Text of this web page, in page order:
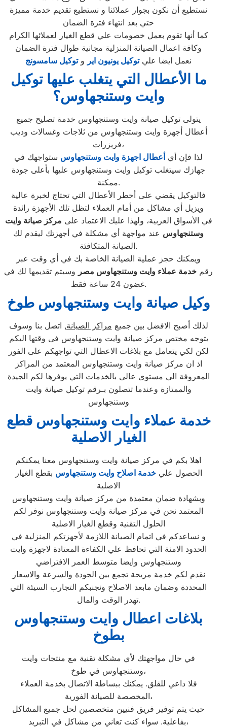
نستطيع أن نكون بجوار عملائنا و نستطيع تقديم خدمة مميزة
حتي بعد انتهاء فترة الضمان
كما أنها تقوم بعمل خصومات علي قطع الغيار لعملائها الكرام
وكافة اعمال الصيانة المنزلية مجانية طوال فترة الضمان
نعمل ايضا عليتوكيل يونيون اير وتوكيل سامسونج
ما الأعطال التي يتغلب عليها توكيل
وايت وستنجهاوس؟
يتولى توكيل صيانة وايت وستنجهاوس خدمة تصليح جميع
أعطال أجهزة وايت وستنجهاوس من ثلاجات وغسالات وديب
فريزرات،
لذا فإن أي أعطال اجهزة وايت وستنجهاوس ستواجهك في
جهازك سيتغلب توكيل وايت وستنجهاوس عليها بأعلى جودة
ممكنة.
فالتوكيل يقضي على أخطر الأعطال التي تحتاج لخبرة عالية
ويزيل أي مشاكل من أمام العملاء لتظل تلك الأجهزة رائدة
في الأسواق العربية، ولهذا عليك الاعتماد على مركز صيانة وايت
وستنجهاوس عند مواجهة أي مشكلة في أجهزتك ليقدم لك
الصيانة المتكافئة.
ويمكنك حجز عملية الصيانة الخاصة بك في أي وقت عبر
رقم خدمة عملاء وايت وستنجهاوس مصر وسيتم تقديمها لك في
غضون 24 ساعة فقط.
وكيل صيانة وايت وستنجهاوس طوخ
لذلك أصبح الافضل بين جميع مراكز الصيانة, اتصل بنا وسوف
يتوجه مختص مركز صيانة وايت وستنجهاوس فى وقتها اليكم
لكن لكي يتعامل مع بلاغات الاعطال التي تواجهكم على الفور
اذ ان مركز صيانة وايت وستنجهاوس المعتمد من المراكز
المعروفة الى مستوى عالى بالخدمات التي يوفرها لكم الجيدة
والممتازة وعندما تتصلون بـرقم توكيل صيانة وايت
وستنجهاوس
خدمة عملاء وايت وستنجهاوس قطع
الغيار الاصلية
اهلا بكم في مركز صيانة وايت وستنجهاوس معنا يمكنكم
الحصول عليخدمة اصلاح وايت وستنجهاوس بقطع الغيار
الاصلية
وبشهادة ضمان معتمدة من مركز صيانة وايت وستنجهاوس
المعتمد نحن في مركز صيانة وايت وستنجهاوس نوفر لكم
الحلول التقنية وقطع الغيار الاصلية
و نساعدكم في اتمام الصيانة اللازمة لأجهزتكم المنزلية في
الحدود الامنة التي تحافظ علي الكفاءة المعتادة لاجهزة وايت
وستنجهاوس وايضا متوسط العمر الافتراضي
نقدم لكم خدمة مريحة تجمع بين الجودة والسرعة والاسعار
المحددة وضمان مابعد الاصلاح ونجنبكم التجارب السيئة التي
تهدر الوقت والمال.
بلاغات اعطال وايت وستنجهاوس
بطوخ
في حال مواجهتك لأي مشكلة تقنية مع منتجات وايت
وستنجهاوس في طوخ،
فلا داعي للقلق. يمكنك ببساطة الاتصال بخدمة العملاء
المخصصة للصيانة الفورية،
حيث يتم توفير فريق فنيين متخصصين لحل جميع المشاكل
بفاعلية. سواء كنت تعاني من مشاكل في التبريد،